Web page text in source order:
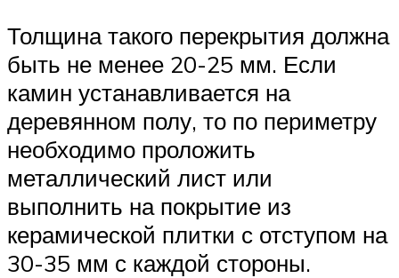
Толщина такого перекрытия должна
быть не менее 20-25 мм. Если
камин устанавливается на
деревянном полу, то по периметру
необходимо проложить
металлический лист или
выполнить на покрытие из
керамической плитки с отступом на
30-35 мм с каждой стороны.